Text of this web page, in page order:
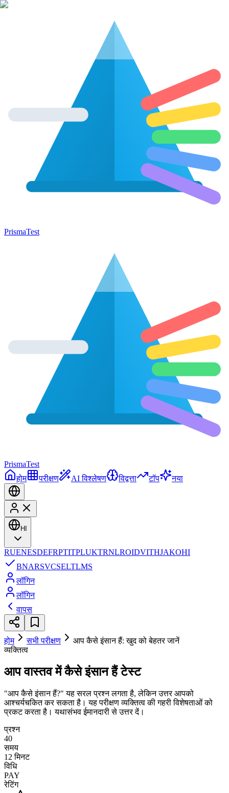
PrismaTest
PrismaTest
होम
परीक्षण AI विश्लेषण विद्वत्ता टॉप नया
HI
RUENESDEFRPTITPLUKTRNLROIDVITHJAKOHI
BNARSVCSELTLMS
लॉगिन
लॉगिन
वापस
होम सभी परीक्षण
आप कैसे इंसान हैं: खुद को बेहतर जानें
व्यक्तित्व
आप वास्तव में कैसे इंसान हैं टेस्ट
"आप कैसे इंसान हैं?" यह सरल प्रश्न लगता है, लेकिन उत्तर आपको
आश्चर्यचकित कर सकता है। यह परीक्षण व्यक्तित्व की गहरी विशेषताओं को
प्रकट करता है। यथासंभव ईमानदारी से उत्तर दें।
प्रश्न
40
समय
12 मिनट
विधि
PAY
रेटिंग